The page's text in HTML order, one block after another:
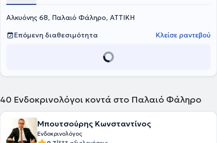
Αλκυόνης 68, Παλαιό Φάληρο, ΑΤΤΙΚΗ
Επόμενη διαθεσιμότητα
Κλείσε ραντεβού
40 Ενδοκρινολόγοι κοντά στο Παλαιό Φάληρο
Μπουτσούρης Κωνσταντίνος
Ενδοκρινολόγος